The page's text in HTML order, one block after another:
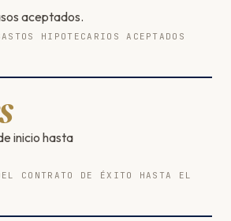
aceptados.
HIPOTECARIOS ACEPTADOS
inicio hasta
CONTRATO DE ÉXITO HASTA EL